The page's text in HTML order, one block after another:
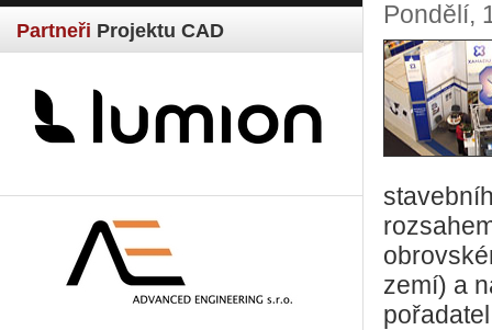
Partneři Projektu CAD
Pondělí,
zemí) a